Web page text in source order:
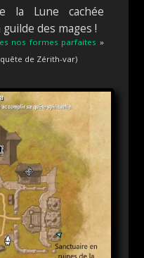
la Lune cachée
des mages !
nos formes parfaites »
de Zérith-var)